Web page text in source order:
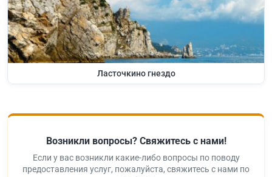
Ласточкино гнездо
Возникли вопросы? Свяжитесь с нами!
Если у вас возникли какие-либо вопросы по поводу
предоставления услуг, пожалуйста, свяжитесь с нами по